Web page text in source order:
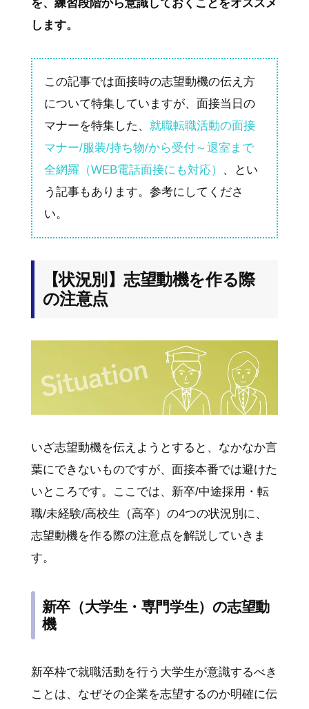
を、練習段階から意識しておくことをオススメ
します。
この記事では面接時の志望動機の伝え方
について特集していますが、面接当日の
マナーを特集した、 就職転職活動の面接
マナー/服装/持ち物/から受付～退室まで
全網羅（WEB電話面接にも対応）
、とい
う記事もあります。参考にしてくださ
い。
【状況別】志望動機を作る際
の注意点
いざ志望動機を伝えようとすると、なかなか言
葉にできないものですが、面接本番では避けた
いところです。ここでは、新卒/中途採用・転
職/未経験/高校生（高卒）の4つの状況別に、
志望動機を作る際の注意点を解説していきま
す。
新卒（大学生・専門学生）の志望動
機
新卒枠で就職活動を行う大学生が意識するべき
ことは、なぜその企業を志望するのか明確に伝